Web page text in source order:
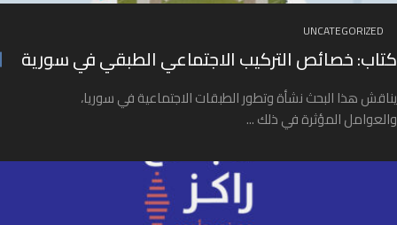
UNCATEGORIZED
كتاب: خصائص التركيب الاجتماعي الطبقي في سورية
يناقش هذا البحث نشأة وتطور الطبقات الاجتماعية في سوريا،
والعوامل المؤثرة في ذلك ...